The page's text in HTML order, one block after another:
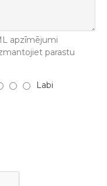
apzīmējumi
parastu
Labi